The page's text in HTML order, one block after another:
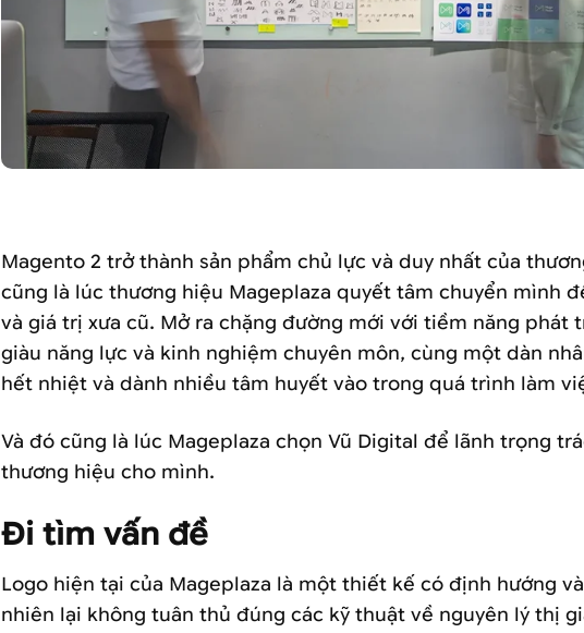
Magento 2 trở thành sản phẩm chủ lực và duy nhất của
cũng là lúc thương hiệu Mageplaza quyết tâm chuyển mình
và giá trị xưa cũ. Mở ra chặng đường mới với tiềm năng phát
giàu năng lực và kinh nghiệm chuyên môn, cùng một dàn
hết nhiệt và dành nhiều tâm huyết vào trong quá trình làm
Và đó cũng là lúc Mageplaza chọn Vũ Digital để lãnh trọng
thương hiệu cho mình.
Đi tìm vấn đề
Logo hiện tại của Mageplaza là một thiết kế có định hướng
nhiên lại không tuân thủ đúng các kỹ thuật về nguyên lý thị